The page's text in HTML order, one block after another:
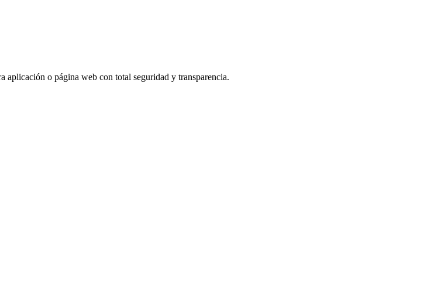
aplicación o página web con total seguridad y transparencia.